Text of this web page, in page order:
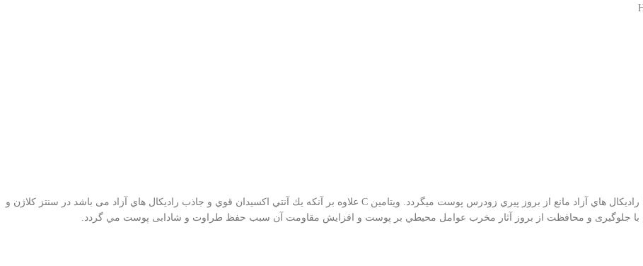
ويتامين E موجود در اين فرآورده با خنثي نمودن آثار مخرب ايجاد شده توسط راديكال هاي آزاد مانع از بروز پيري زودرس پوست ميگردد. ويتامين C علاوه بر آنكه يك آنتي اكسيدان قوي و جاذب راديكال هاي آزاد می باشد در سنتز كلاژن و
با جلوگیری و محافظت از بروز آثار مخرب عوامل محيطي بر پوست و افزايش مقاومت آن سبب حفظ طراوت و شادابی پوست مي گردد.